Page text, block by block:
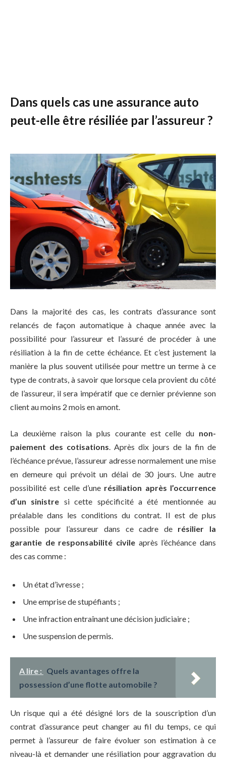
Dans quels cas une assurance auto
peut-elle être résiliée par l’assureur ?
Dans la majorité des cas, les contrats d’assurance sont
relancés de façon automatique à chaque année avec la
possibilité pour l’assureur et l’assuré de procéder à une
résiliation à la fin de cette échéance. Et c’est justement la
manière la plus souvent utilisée pour mettre un terme à ce
type de contrats, à savoir que lorsque cela provient du côté
de l’assureur, il sera impératif que ce dernier prévienne son
client au moins 2 mois en amont.
La deuxième raison la plus courante est celle du non-
paiement des cotisations. Après dix jours de la fin de
l’échéance prévue, l’assureur adresse normalement une mise
en demeure qui prévoit un délai de 30 jours. Une autre
possibilité est celle d’une résiliation après l’occurrence
d’un sinistre si cette spécificité a été mentionnée au
préalable dans les conditions du contrat. Il est de plus
possible pour l’assureur dans ce cadre de résilier la
garantie de responsabilité civile après l’échéance dans
des cas comme :
Un état d’ivresse ;
Une emprise de stupéfiants ;
Une infraction entraînant une décision judiciaire ;
Une suspension de permis.
A lire : Quels avantages offre la
possession d’une flotte automobile ?
Un risque qui a été désigné lors de la souscription d’un
contrat d’assurance peut changer au fil du temps, ce qui
permet à l’assureur de faire évoluer son estimation à ce
niveau-là et demander une résiliation pour aggravation du